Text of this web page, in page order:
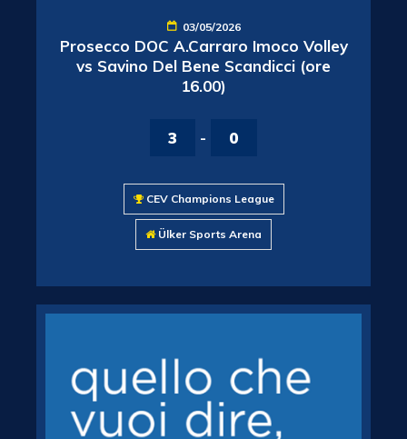
03/05/2026
Prosecco DOC A.Carraro Imoco Volley
vs Savino Del Bene Scandicci (ore
16.00)
3 - 0
CEV Champions League
Ülker Sports Arena